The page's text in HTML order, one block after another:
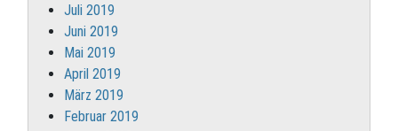
Juli 2019
Juni 2019
Mai 2019
April 2019
März 2019
Februar 2019